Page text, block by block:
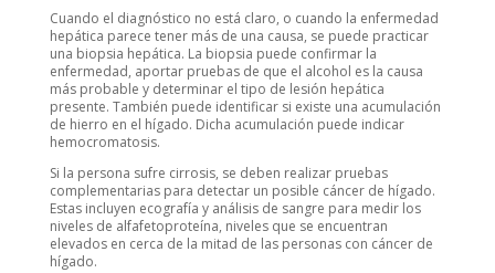
Cuando el diagnóstico no está claro, o cuando la enfermedad
hepática parece tener más de una causa, se puede practicar
una biopsia hepática. La biopsia puede confirmar la
enfermedad, aportar pruebas de que el alcohol es la causa
más probable y determinar el tipo de lesión hepática
presente. También puede identificar si existe una acumulación
de hierro en el hígado. Dicha acumulación puede indicar
hemocromatosis.
Si la persona sufre cirrosis, se deben realizar pruebas
complementarias para detectar un posible cáncer de hígado.
Estas incluyen ecografía y análisis de sangre para medir los
niveles de alfafetoproteína, niveles que se encuentran
elevados en cerca de la mitad de las personas con cáncer de
hígado.